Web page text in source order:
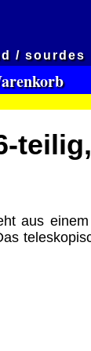
/ sourdes
aus